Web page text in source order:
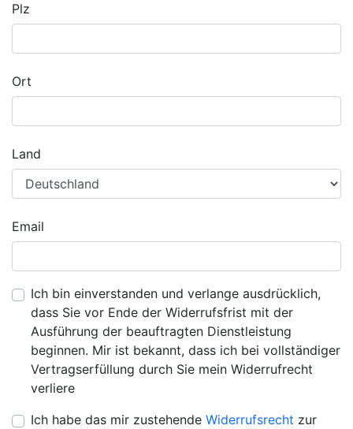
Plz
Ort
Land
Email
Ich bin einverstanden und verlange ausdrücklich,
dass Sie vor Ende der Widerrufsfrist mit der
Ausführung der beauftragten Dienstleistung
beginnen. Mir ist bekannt, dass ich bei vollständiger
Vertragserfüllung durch Sie mein Widerrufrecht
verliere
Ich habe das mir zustehende Widerrufsrecht zur